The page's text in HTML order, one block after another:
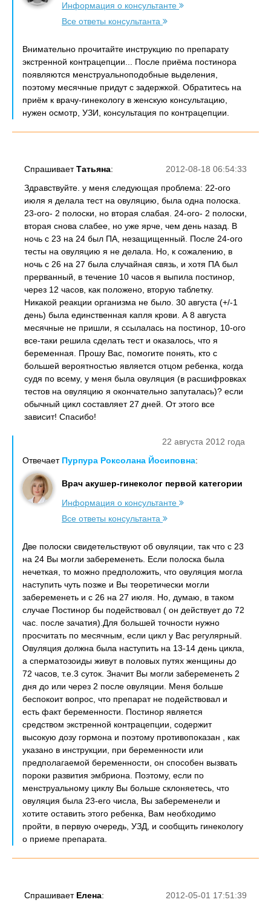
Информация о консультанте
Все ответы консультанта
Внимательно прочитайте инструкцию по препарату
экстренной контрацепции... После приёма постинора
появляются менструальноподобные выделения,
поэтому месячные придут с задержкой. Обратитесь на
приём к врачу-гинекологу в женскую консультацию,
нужен осмотр, УЗИ, консультация по контрацепции.
2012-08-18 06:54:33
СпрашиваетТатьяна:
Здравствуйте. у меня следующая проблема: 22-ого
июля я делала тест на овуляцию, была одна полоска.
23-ого- 2 полоски, но вторая слабая. 24-ого- 2 полоски,
вторая снова слабее, но уже ярче, чем день назад. В
ночь с 23 на 24 был ПА, незащищенный. После 24-ого
тесты на овуляцию я не делала. Но, к сожалению, в
ночь с 26 на 27 была случайная связь, и хотя ПА был
прерванный, в течение 10 часов я выпила постинор,
через 12 часов, как положено, вторую таблетку.
Никакой реакции организма не было. 30 августа (+/-1
день) была единственная капля крови. А 8 августа
месячные не пришли, я ссылалась на постинор, 10-ого
все-таки решила сделать тест и оказалось, что я
беременная. Прошу Вас, помогите понять, кто с
большей вероятностью является отцом ребенка, когда
судя по всему, у меня была овуляция (в расшифровках
тестов на овуляцию я окончательно запуталась)? если
обычный цикл составляет 27 дней. От этого все
зависит! Спасибо!
22 августа 2012 года
Отвечает Пурпура Роксолана Йосиповна:
Врач акушер-гинеколог первой категории
Информация о консультанте
Все ответы консультанта
Две полоски свидетельствуют об овуляции, так что с 23
на 24 Вы могли забеременеть. Если полоска была
нечеткая, то можно предположить, что овуляция могла
наступить чуть позже и Вы теоретически могли
забеременеть и с 26 на 27 июля. Но, думаю, в таком
случае Постинор бы подействовал ( он действует до 72
час. после зачатия).Для большей точности нужно
просчитать по месячным, если цикл у Вас регулярный.
Овуляция должна была наступить на 13-14 день цикла,
а сперматозоиды живут в половых путях женщины до
72 часов, т.е.3 суток. Значит Вы могли забеременеть 2
дня до или через 2 после овуляции. Меня больше
беспокоит вопрос, что препарат не подействовал и
есть факт беременности. Постинор является
средством экстренной контрацепции, содержит
высокую дозу гормона и поэтому противопоказан , как
указано в инструкции, при беременности или
предполагаемой беременности, он способен вызвать
пороки развития эмбриона. Поэтому, если по
менструальному циклу Вы больше склоняетесь, что
овуляция была 23-его числа, Вы забеременели и
хотите оставить этого ребенка, Вам необходимо
пройти, в первую очередь, УЗД, и сообщить гинекологу
о приеме препарата.
2012-05-01 17:51:39
Спрашивает Елена: